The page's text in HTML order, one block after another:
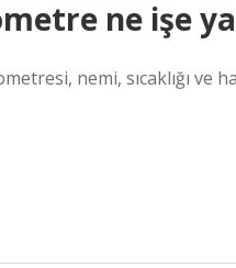
ne işe
nemi, sıcaklığı ve